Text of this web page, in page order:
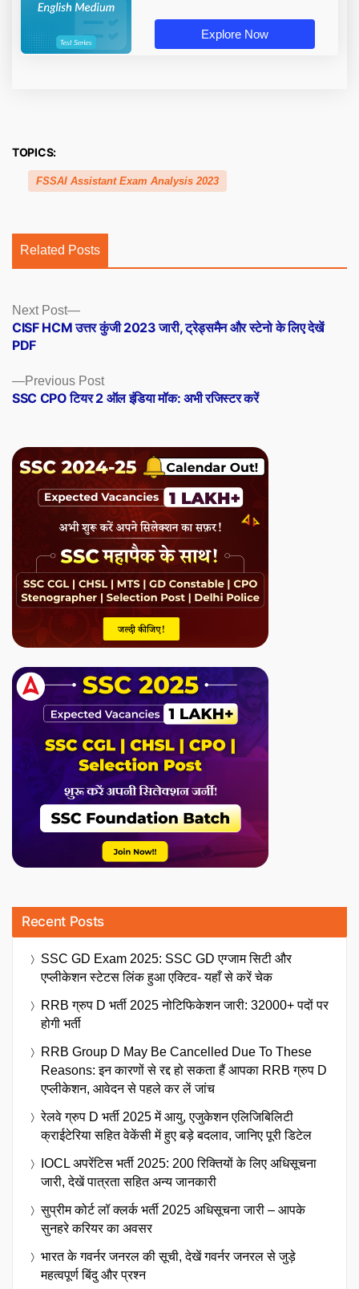
Explore Now
TOPICS:
FSSAI Assistant Exam Analysis 2023
Related Posts
Posts
navigation
Previous PostPrevious
post:
SSC CPO टियर 2 ऑल इंडिया मॉक: अभी रजिस्टर करें
Next Post
Next
post:
CISF HCM उत्तर कुंजी 2023 जारी, ट्रेड्समैन और स्टेनो के लिए देखें
PDF
Recent Posts
SSC GD Exam 2025: SSC GD एग्जाम सिटी और
एप्लीकेशन स्टेटस लिंक हुआ एक्टिव- यहाँ से करें चेक
RRB ग्रुप D भर्ती 2025 नोटिफिकेशन जारी: 32000+ पदों पर
होगी भर्ती
RRB Group D May Be Cancelled Due To These
Reasons: इन कारणों से रद्द हो सकता हैं आपका RRB ग्रुप D
एप्लीकेशन, आवेदन से पहले कर लें जांच
रेलवे ग्रुप D भर्ती 2025 में आयु, एजुकेशन एलिजिबिलिटी
क्राईटेरिया सहित वेकेंसी में हुए बड़े बदलाव, जानिए पूरी डिटेल
IOCL अपरेंटिस भर्ती 2025: 200 रिक्तियों के लिए अधिसूचना
जारी, देखें पात्रता सहित अन्य जानकारी
सुप्रीम कोर्ट लॉ क्लर्क भर्ती 2025 अधिसूचना जारी – आपके
सुनहरे करियर का अवसर
भारत के गवर्नर जनरल की सूची, देखें गवर्नर जनरल से जुड़े
महत्वपूर्ण बिंदु और प्रश्न